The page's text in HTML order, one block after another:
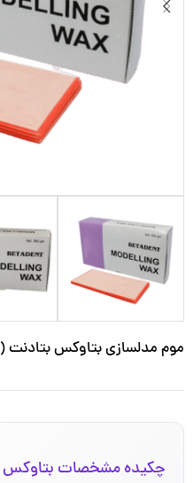
موم مدلسازی بتاوکس بتادنت (Betadent)
چکیده مشخصات بتاوکس